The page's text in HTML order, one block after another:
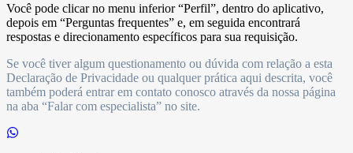
Você pode clicar no menu inferior “Perfil”, dentro do aplicativo,
depois em “Perguntas frequentes” e, em seguida encontrará
respostas e direcionamento específicos para sua requisição.
Se você tiver algum questionamento ou dúvida com relação a esta
Declaração de Privacidade ou qualquer prática aqui descrita, você
também poderá entrar em contato conosco através da nossa página
na aba “Falar com especialista” no site.